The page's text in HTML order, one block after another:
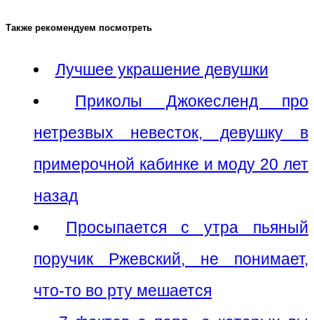
Также рекомендуем посмотреть
Лучшее украшение девушки
Приколы Джокесленд про
нетрезвых невесток, девушку в
примерочной кабинке и моду 20 лет
назад
Просыпается с утра пьяный
поручик Ржевский, не понимает,
что-то во рту мешается